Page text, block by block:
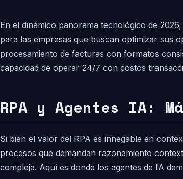
En el dinámico panorama tecnológico de
para las empresas que buscan optimizar sus
procesamiento de facturas con formatos
capacidad de operar 24/7 con costos
RPA y Agentes IA:
Si bien el valor del RPA es innegable en
procesos que demandan razonamiento
compleja. Aquí es donde los agentes de IA